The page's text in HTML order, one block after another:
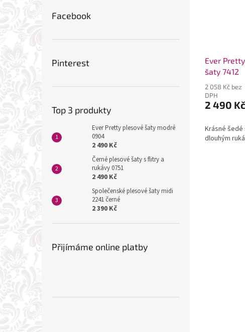
Facebook
Pinterest
Top 3 produkty
Ever Pretty plesové šaty modré
0904
2 490 Kč
Černé plesové šaty s flitry a
rukávy 0751
2 490 Kč
Společenské plesové šaty midi
2241 černé
2 390 Kč
Přijímáme online platby
Ever
šaty 7412
2 058 Kč bez
DPH
2 490 Kč
Krásné šedé
dlouhým